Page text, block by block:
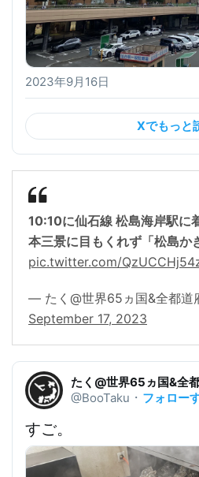
2023年9月16日
Xでもっと
10:10に仙石線 松島海岸駅に
本三景に目もくれず「松島か
pic.twitter.com/
— たく@世界65ヵ国&全都道
September 17, 2023
たく@世界65ヵ国&全
@BooTaku ・ フォロー
すご。